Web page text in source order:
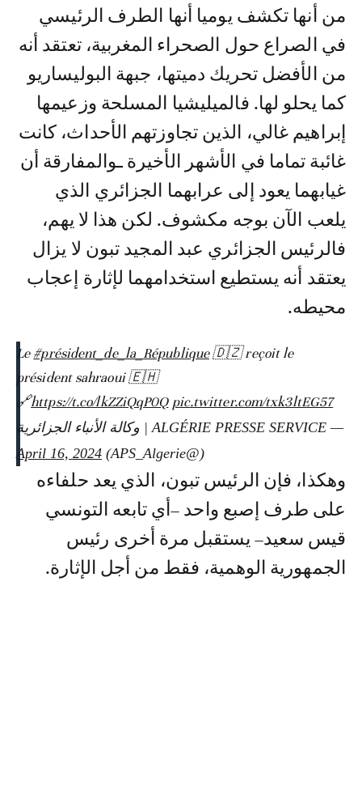
من أنها تكشف يوميا أنها الطرف الرئيسي
في الصراع حول الصحراء المغربية، تعتقد أنه
من الأفضل تحريك دميتها، جبهة البوليساريو
كما يحلو لها. فالميليشيا المسلحة وزعيمها
إبراهيم غالي، الذين تجاوزتهم الأحداث، كانت
غائبة تماما في الأشهر الأخيرة ـوالمفارقة أن
غيابهما يعود إلى عرابهما الجزائري الذي
يلعب الآن بوجه مكشوف. لكن هذا لا يهم،
فالرئيس الجزائري عبد المجيد تبون لا يزال
يعتقد أنه يستطيع استخدامهما لإثارة إعجاب
محيطه.
Le#président_de_la_République🇩🇿 reçoit le
président sahraoui 🇪🇭
🔗https://t.co/lkZZiQqP0Q pic.twitter.com/txk3ltEG57
— ALGÉRIE PRESSE SERVICE | وكالة الأنباء الجزائرية
(@APS_Algerie)
April 16, 2024
وهكذا، فإن الرئيس تبون، الذي يعد حلفاءه
على طرف إصبع واحد –أي تابعه التونسي
قيس سعيد– يستقبل مرة أخرى رئيس
الجمهورية الوهمية، فقط من أجل الإثارة.